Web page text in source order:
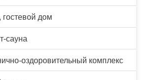
дом
сауна
оздоровительный комплекс